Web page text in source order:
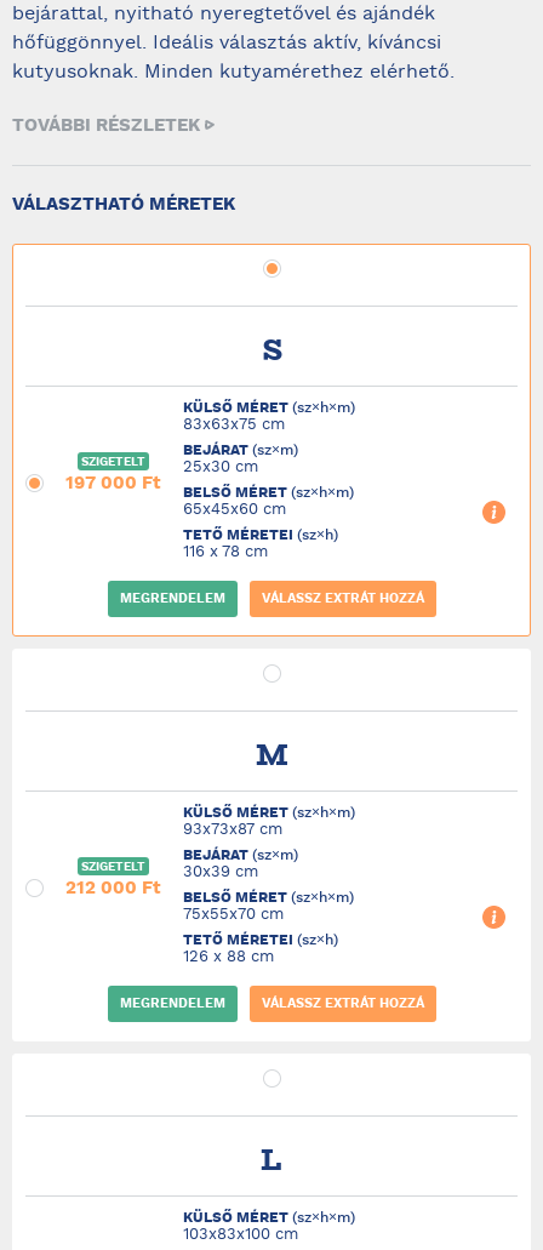
bejárattal, nyitható nyeregtetővel és ajándék
hőfüggönnyel. Ideális választás aktív, kíváncsi
kutyusoknak. Minden kutyamérethez elérhető.
TOVÁBBI RÉSZLETEK
VÁLASZTHATÓ MÉRETEK
S
SZIGETELT
197 000 Ft
KÜLSŐ MÉRET (sz×h×m)
83x63x75 cm
BEJÁRAT (sz×m)
25x30 cm
BELSŐ MÉRET (sz×h×m)
65x45x60 cm
TETŐ MÉRETEI (sz×h)
116 x 78 cm
MEGRENDELEM VÁLASSZ EXTRÁT HOZZÁ
M
SZIGETELT
212 000 Ft
KÜLSŐ MÉRET (sz×h×m)
93x73x87 cm
BEJÁRAT (sz×m)
30x39 cm
BELSŐ MÉRET (sz×h×m)
75x55x70 cm
TETŐ MÉRETEI (sz×h)
126 x 88 cm
MEGRENDELEM VÁLASSZ EXTRÁT HOZZÁ
L
KÜLSŐ MÉRET (sz×h×m)
103x83x100 cm